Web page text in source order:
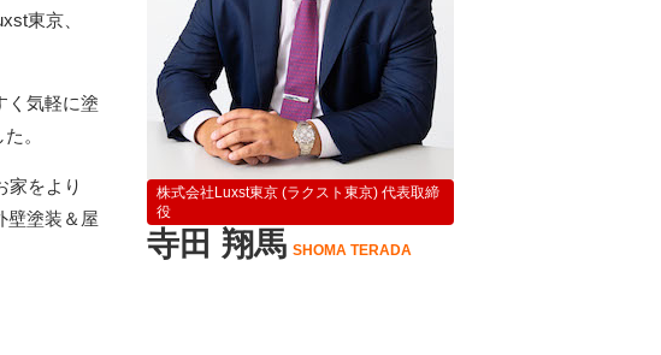
東京、
く気軽に塗
。
家をより
壁塗装＆屋
株式会社Luxst東京 (ラクスト東京) 代表取締
役
寺田 翔馬 SHOMA TERADA